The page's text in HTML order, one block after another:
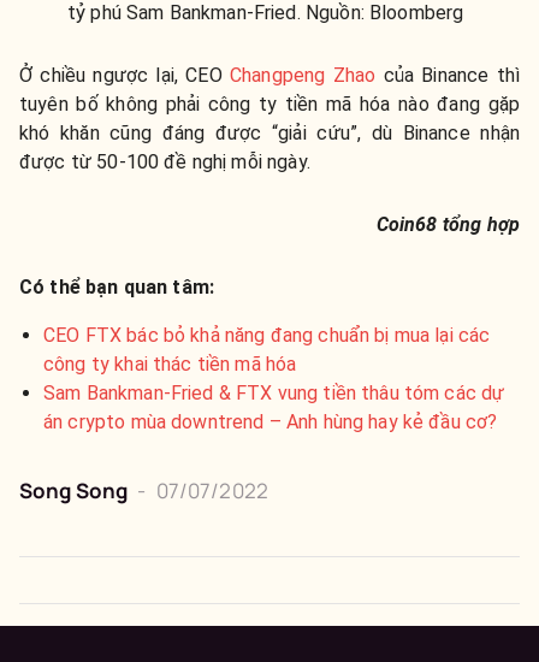
tỷ phú Sam Bankman-Fried. Nguồn: Bloomberg
Ở chiều ngược lại, CEOChangpeng Zhao của Binance thì
tuyên bố không phải công ty tiền mã hóa nào đang gặp
khó khăn cũng đáng được “giải cứu”, dù Binance nhận
được từ 50-100 đề nghị mỗi ngày.
Coin68 tổng hợp
Có thể bạn quan tâm:
CEO FTX bác bỏ khả năng đang chuẩn bị mua lại các
công ty khai thác tiền mã hóa
Sam Bankman-Fried & FTX vung tiền thâu tóm các dự
án crypto mùa downtrend – Anh hùng hay kẻ đầu cơ?
Song Song - 07/07/2022